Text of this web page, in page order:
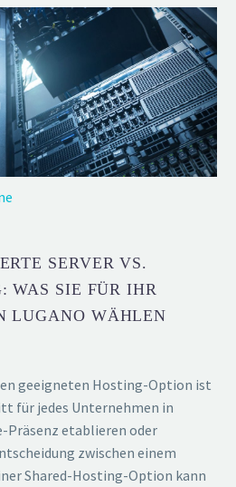
SERVER VS.
WAS SIE FÜR IHR
LUGANO WÄHLEN
geeigneten Hosting-Option ist
für jedes Unternehmen in
Präsenz etablieren oder
zwischen einem
Shared-Hosting-Option kann